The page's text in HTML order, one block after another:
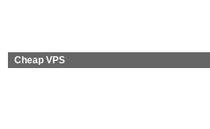
Cheap VPS